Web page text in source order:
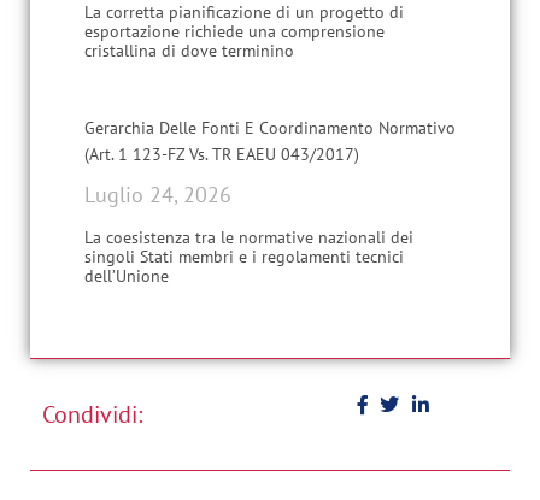
La corretta pianificazione di un progetto di
esportazione richiede una comprensione
cristallina di dove terminino
Gerarchia Delle Fonti E Coordinamento Normativo
(Art. 1 123-FZ Vs. TR EAEU 043/2017)
Luglio 24, 2026
La coesistenza tra le normative nazionali dei
singoli Stati membri e i regolamenti tecnici
dell’Unione
Condividi: